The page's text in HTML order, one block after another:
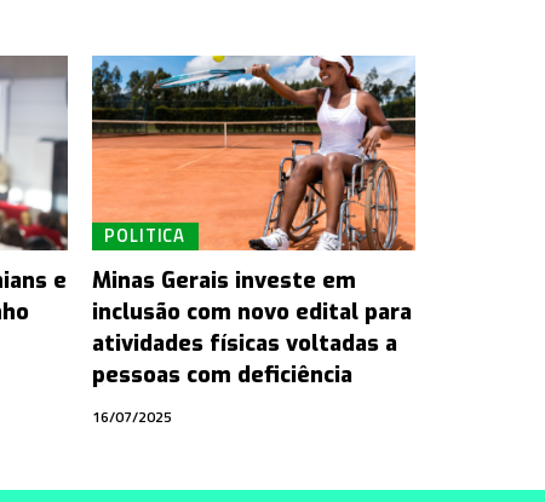
e
POLITICA
Minas Gerais investe em
inclusão com novo edital para
atividades físicas voltadas a
pessoas com deficiência
16/07/2025